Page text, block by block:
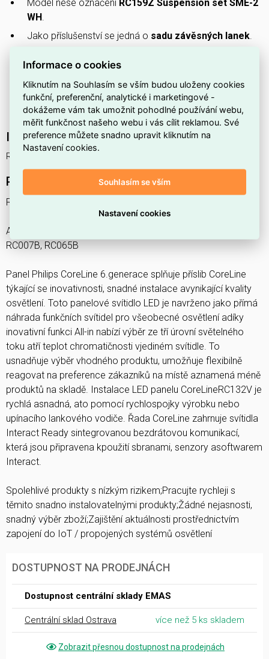
Model nese označení RC159Z Suspension set SME-2
WH .
Jako příslušenství se jedná o sadu závěsných lanek.
Šířka činí
93 mm
Délka dosahuje1800 mm.
Interní název produktu
RC159Z Suspension set SME-2 WH
Podrobný popis produktu
RC159Z Suspension set SME-2 WH
Accessory, White, vhodné pro RC132V G4, G5, G6, RC136B,
RC007B, RC065B
Panel Philips CoreLine 6.generace splňuje příslib CoreLine
týkající se inovativnosti, snadné instalace avynikající kvality
osvětlení. Toto panelové svítidlo LED je navrženo jako přímá
náhrada funkčních svítidel pro všeobecné osvětlení adíky
inovativní funkci All-in nabízí výběr ze tří úrovní světelného
toku atří teplot chromatičnosti vjediném svítidle. To
usnadňuje výběr vhodného produktu, umožňuje flexibilně
reagovat na preference zákazníků na místě aznamená méně
produktů na skladě. Instalace LED panelu CoreLineRC132V je
rychlá asnadná, ato pomocí rychlospojky výrobku nebo
upínacího lankového vodiče. Řada CoreLine zahrnuje svítidla
Interact Ready sintegrovanou bezdrátovou komunikací,
která jsou připravena kpoužití sbranami, senzory asoftwarem
Interact.
Spolehlivé produkty s nízkým rizikem;Pracujte rychleji s
těmito snadno instalovatelnými produkty;Žádné nejasnosti,
snadný výběr zboží;Zajištění aktuálnosti prostřednictvím
zapojení do IoT / propojených systémů osvětlení
DOSTUPNOST NA PRODEJNÁCH
Dostupnost centrální sklady EMAS
Centrální sklad Ostrava více než 5 ks skladem
Zobrazit přesnou dostupnost na prodejnách
Informace o cookies
Kliknutím na Souhlasím se vším budou uloženy cookies
funkční, preferenční, analytické i marketingové -
dokážeme vám tak umožnit pohodlné používání webu,
měřit funkčnost našeho webu i vás cílit reklamou. Své
preference můžete snadno upravit kliknutím na
Nastavení cookies.
Souhlasím se vším
Nastavení cookies